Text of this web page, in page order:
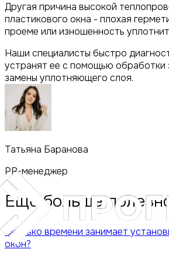
Другая причина высокой
пластикового окна - плохая
проеме или изношенность
Наши специалисты быстро
устранят ее с помощью обработки
замены уплотняющего слоя.
Татьяна Баранова
PR-менеджер
Еще больше
Сколько времени занимает
окон?